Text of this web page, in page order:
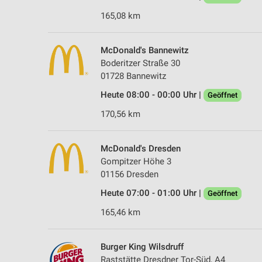
165,08 km
McDonald's Bannewitz
Boderitzer Straße 30
01728 Bannewitz
Heute 08:00 - 00:00 Uhr |
Geöffnet
170,56 km
McDonald's Dresden
Gompitzer Höhe 3
01156 Dresden
Heute 07:00 - 01:00 Uhr |
Geöffnet
165,46 km
Burger King Wilsdruff
Raststätte Dresdner Tor-Süd, A4